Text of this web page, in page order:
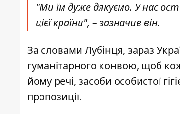
"Ми їм дуже дякуємо. У нас
цієї країни", – зазначив він.
За словами Лубінця, зараз
гуманітарного конвою, щоб
йому речі, засоби особистої
пропозиції.